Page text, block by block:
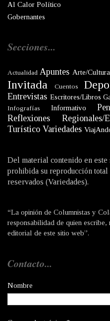
Al Calor Político
Gobernantes
Secciones...
Actualidad Apuntes Arte/Cultura
Invitada
Cuentos
Entrevistas Escritores/Libros
Infografías Informativo
Reflexiones Regionales/
Turístico Variedades
Del material contenido en
prohibida su reproducción
reservados (Variedades).
“La opinión de Columnistas y
responsabilidad de quien
editorial de este sitio web”.
Contacto...
Nombre